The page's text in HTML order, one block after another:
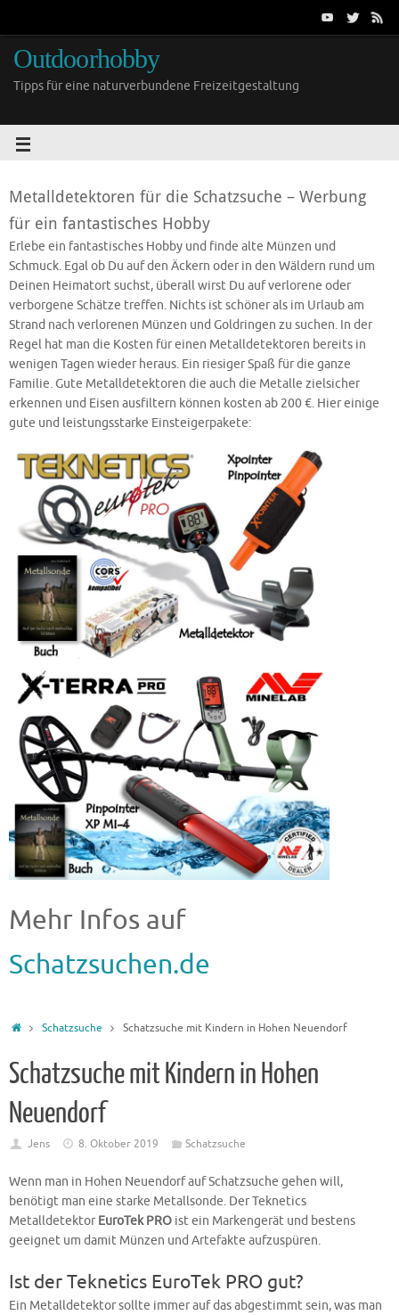
Outdoorhobby
Tipps für eine naturverbundene Freizeitgestaltung
Metalldetektoren für die Schatzsuche – Werbung
für ein fantastisches Hobby
Erlebe ein fantastisches Hobby und finde alte Münzen und
Schmuck. Egal ob Du auf den Äckern oder in den Wäldern rund um
Deinen Heimatort suchst, überall wirst Du auf verlorene oder
verborgene Schätze treffen. Nichts ist schöner als im Urlaub am
Strand nach verlorenen Münzen und Goldringen zu suchen. In der
Regel hat man die Kosten für einen Metalldetektoren bereits in
wenigen Tagen wieder heraus. Ein riesiger Spaß für die ganze
Familie. Gute Metalldetektoren die auch die Metalle zielsicher
erkennen und Eisen ausfiltern können kosten ab 200 €. Hier einige
gute und leistungsstarke Einsteigerpakete:
Mehr Infos auf
Schatzsuchen.de
Schatzsuche Schatzsuche mit Kindern in Hohen Neuendorf
Schatzsuche mit Kindern in Hohen
Neuendorf
Jens 8. Oktober 2019 Schatzsuche
Wenn man in Hohen Neuendorf auf Schatzsuche gehen will,
benötigt man eine starke Metallsonde. Der Teknetics
Metalldetektor EuroTek PRO ist ein Markengerät und bestens
geeignet um damit Münzen und Artefakte aufzuspüren.
Ist der Teknetics EuroTek PRO gut?
Ein Metalldetektor sollte immer auf das abgestimmt sein, was man